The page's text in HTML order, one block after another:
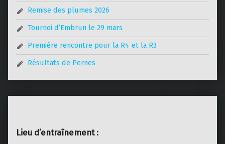
Remise des plumes 2026
Tournoi d’Embrun le 29 mars
Première rencontre pour la R4 et la R3
Résultats de Pernes
Lieu d’entraînement :